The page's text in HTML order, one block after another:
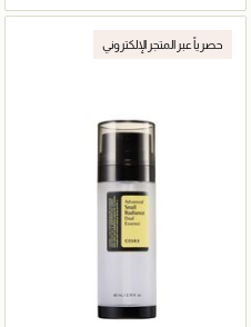
حصرياً عبر المتجر الإلكتروني